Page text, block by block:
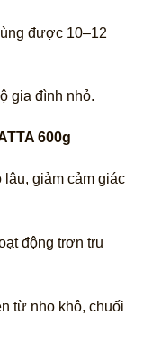
được 10–12
gia đình nhỏ.
600g
giảm cảm giác
động trơn tru
từ nho khô, chuối